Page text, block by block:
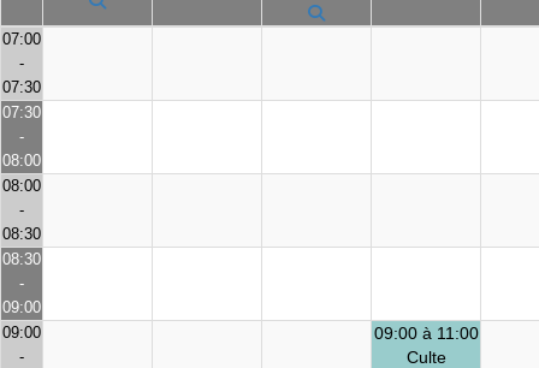
07:00
-
07:30
07:30
-
08:00
08:00
-
08:30
08:30
-
09:00
09:00
-
09:00 à 11:00
Culte